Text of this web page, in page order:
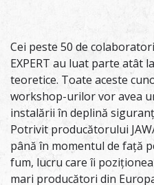
Cei peste 50 de
EXPERT au luat parte atât
teoretice. Toate aceste
workshop-urilor vor avea
instalării în deplină
Potrivit producătorului
până în momentul de față
fum, lucru care îi
mari producători din